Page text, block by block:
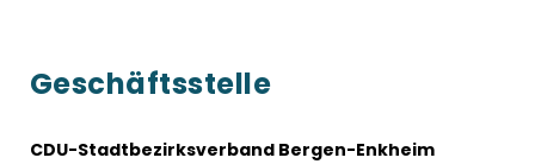
Geschäftsstelle
CDU-Stadtbezirksverband Bergen-Enkheim